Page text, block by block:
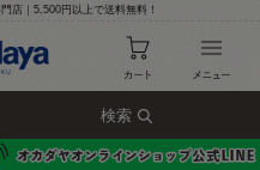
店｜5,500円以上で送料無料！
検索